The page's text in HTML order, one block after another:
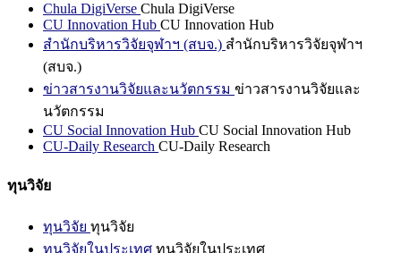
Chula DigiVerse Chula DigiVerse
CU Innovation Hub CU Innovation Hub
สำนักบริหารวิจัยจุฬาฯ (สบจ.) สำนักบริหารวิจัยจุฬาฯ
(สบจ.)
ข่าวสารงานวิจัยและนวัตกรรม ข่าวสารงานวิจัยและ
นวัตกรรม
CU Social Innovation Hub CU Social Innovation Hub
CU-Daily Research CU-Daily Research
ทุนวิจัย
ทุนวิจัย ทุนวิจัย
ทุนวิจัยในประเทศ ทุนวิจัยในประเทศ